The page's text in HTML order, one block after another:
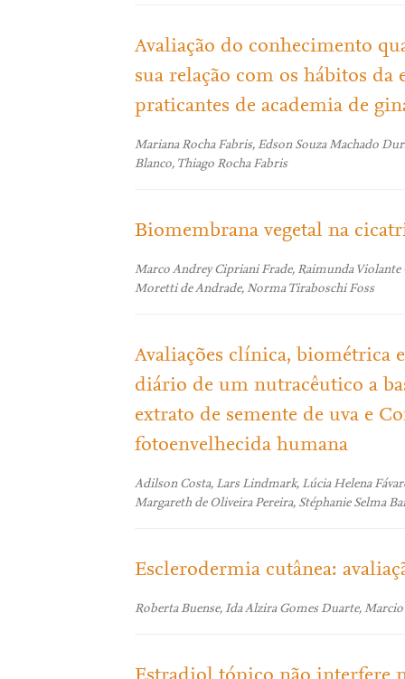
Avaliação do conhecimento
sua relação com os hábitos da
praticantes de academia de
Mariana Rocha Fabris, Edson Souza Machado
Blanco, Thiago Rocha Fabris
Biomembrana vegetal na
Marco Andrey Cipriani Frade, Raimunda
Moretti de Andrade, Norma Tiraboschi Foss
Avaliações clínica, biométrica
diário de um nutracêutico a
extrato de semente de uva e
fotoenvelhecida humana
Adilson Costa, Lars Lindmark, Lúcia Helena
Margareth de Oliveira Pereira, Stéphanie Selma
Esclerodermia cutânea:
Roberta Buense, Ida Alzira Gomes Duarte,